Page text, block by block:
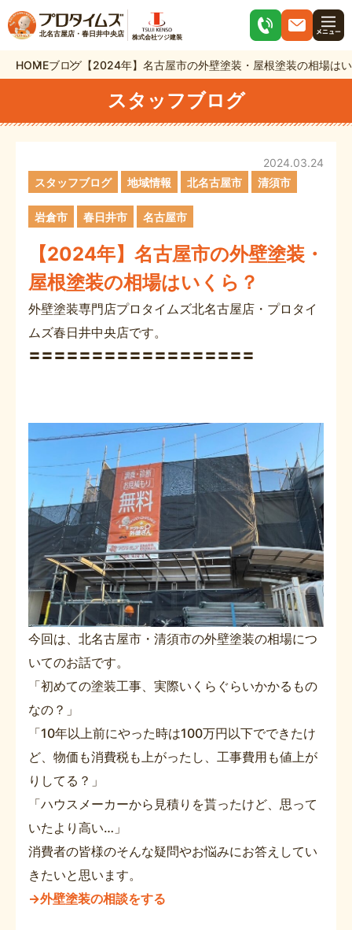
北名古屋店・春日井中央店 株式会社ツジ建装
HOMEブログ 【2024年】名古屋市の外壁塗装・屋根塗装の相場は
スタッフブログ
【2024年】名古屋市の外壁塗装・
屋根塗装の相場はいくら？
2024.03.24
スタッフブログ
地域情報 北名古屋市 清須市
岩倉市 春日井市 名古屋市
外壁塗装専門店プロタイムズ北名古屋店・プロタイ
ムズ春日井中央店です。
〓〓〓〓〓〓〓〓〓〓〓〓〓〓〓〓〓〓
今回は、北名古屋市・清須市の外壁塗装の相場につ
いてのお話です。
「初めての塗装工事、実際いくらぐらいかかるもの
なの？」
「10年以上前にやった時は100万円以下でできたけ
ど、物価も消費税も上がったし、工事費用も値上が
りしてる？」
「ハウスメーカーから見積りを貰ったけど、思って
いたより高い…」
消費者の皆様のそんな疑問やお悩みにお答えしてい
きたいと思います。
→外壁塗装の相談をする